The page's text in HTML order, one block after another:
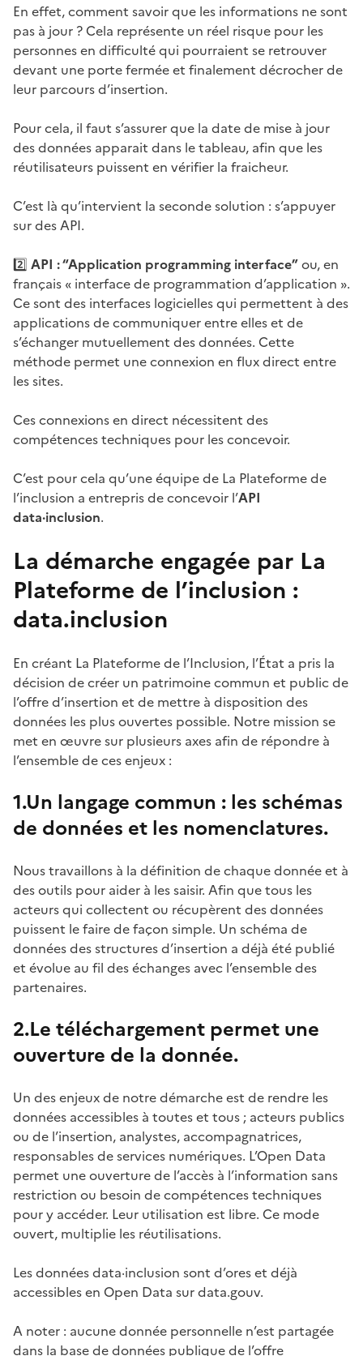
En effet, comment savoir que les informations ne sont
pas à jour ? Cela représente un réel risque pour les
personnes en difficulté qui pourraient se retrouver
devant une porte fermée et finalement décrocher de
leur parcours d’insertion.
Pour cela, il faut s’assurer que la date de mise à jour
des données apparait dans le tableau, afin que les
réutilisateurs puissent en vérifier la fraicheur.
C’est là qu’intervient la seconde solution : s’appuyer
sur des API.
2️⃣ API : “Application programming interface”ou, en
français « interface de programmation d’application ».
Ce sont des interfaces logicielles qui permettent à des
applications de communiquer entre elles et de
s’échanger mutuellement des données. Cette
méthode permet une connexion en flux direct entre
les sites.
Ces connexions en direct nécessitent des
compétences techniques pour les concevoir.
C’est pour cela qu’une équipe de La Plateforme de
l’inclusion a entrepris de concevoir l’API
data·inclusion.
La démarche engagée par La
Plateforme de l’inclusion :
data.inclusion
En créant La Plateforme de l’Inclusion, l’État a pris la
décision de créer un patrimoine commun et public de
l’offre d’insertion et de mettre à disposition des
données les plus ouvertes possible. Notre mission se
met en œuvre sur plusieurs axes afin de répondre à
l’ensemble de ces enjeux :
1.Un langage commun : les schémas
de données et les nomenclatures.
Nous travaillons à la définition de chaque donnée et à
des outils pour aider à les saisir. Afin que tous les
acteurs qui collectent ou récupèrent des données
puissent le faire de façon simple. Un schéma de
données des structures d’insertion a déjà été publié
et évolue au fil des échanges avec l’ensemble des
partenaires.
2.Le téléchargement permet une
ouverture de la donnée.
Un des enjeux de notre démarche est de rendre les
données accessibles à toutes et tous ; acteurs publics
ou de l’insertion, analystes, accompagnatrices,
responsables de services numériques. L’Open Data
permet une ouverture de l’accès à l’information sans
restriction ou besoin de compétences techniques
pour y accéder. Leur utilisation est libre. Ce mode
ouvert, multiplie les réutilisations.
Les données data·inclusion sont d’ores et déjà
accessibles en Open Data sur data.gouv.
A noter : aucune donnée personnelle n’est partagée
dans la base de données publique de l’offre